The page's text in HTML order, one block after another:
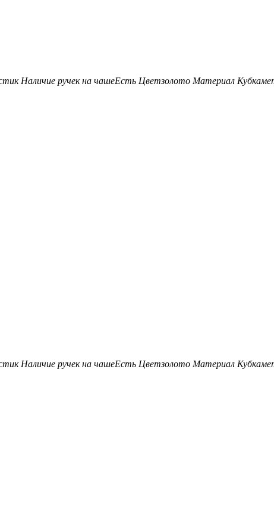
Наличие ручек на чашеЕсть Цветзолото Материал Кубка
Наличие ручек на чашеЕсть Цветзолото Материал Кубка